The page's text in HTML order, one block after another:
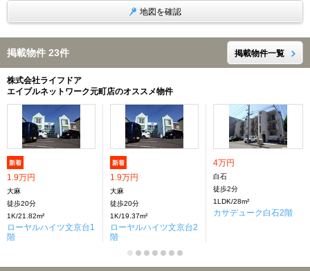
地図を確認
掲載物件 23件 掲載物件一覧
株式会社ライフドア
エイブルネットワーク元町店のオススメ物件
新着
1.9万円
大麻
徒歩20分
1K/21.82m²
ローヤルハイツ文京台1
階
新着
1.9万円
大麻
徒歩20分
1K/19.37m²
ローヤルハイツ文京台2
階
4万円
白石
徒歩2分
1LDK/28m²
カサデューク白石2階